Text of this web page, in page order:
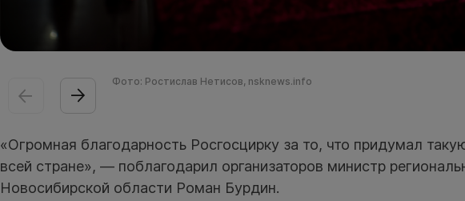
Фото: Ростислав Нетисов, nsknews.info
«Огромная благодарность Росгосцирку за то, что придумал
всей стране», — поблагодарил организаторов министр
Новосибирской области Роман Бурдин.